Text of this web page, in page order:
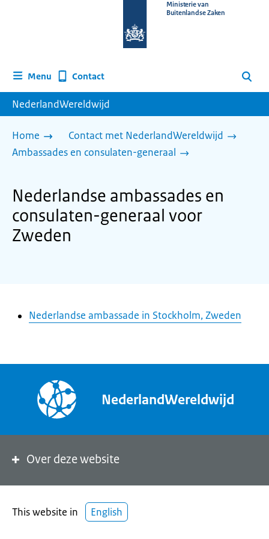
homepage
Ministerie van
Buitenlandse Zaken
Menu Contact Zoeken
NederlandWereldwijd
Home
Contact met NederlandWereldwijd
Ambassades en consulaten-generaal
Nederlandse ambassades en
consulaten-generaal voor
Zweden
Nederlandse ambassade in Stockholm, Zweden
NederlandWereldwijd
Over deze website
This website in English